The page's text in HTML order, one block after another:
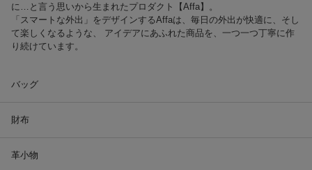
に…と言う思いから生まれたプロダクト【Affa】。
「スマートな外出」をデザインするAffaは、毎日の外出が快適に、そし
て楽しくなるような、 アイデアにあふれた商品を、一つ一つ丁寧に作
り続けています。
バッグ
財布
革小物